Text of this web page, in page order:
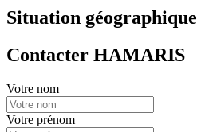
Situation géographique
Contacter HAMARIS
Votre nom
Votre prénom